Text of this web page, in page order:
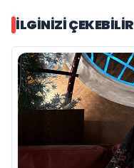
İLGINIZI ÇEKEBILIR